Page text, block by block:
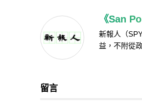
《San
新報人（
益，不附從
留言